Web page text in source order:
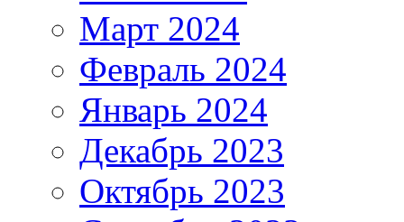
Март 2024
Февраль 2024
Январь 2024
Декабрь 2023
Октябрь 2023